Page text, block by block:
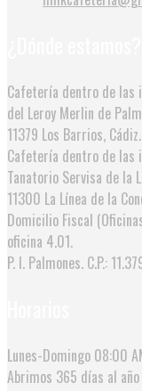
Cafetería dentro de las
del Leroy Merlin de
11379 Los Barrios, Cádiz.
Cafetería dentro de las
Tanatorio Servisa de la
11300 La Línea de la
Domicilio Fiscal
oficina 4.01.
P. I. Palmones. C.P.:
Lunes-Domingo 08:00
Abrimos 365 días al año